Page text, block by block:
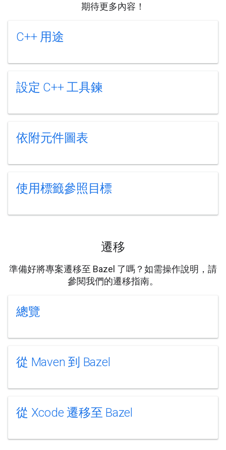
期待更多內容！
C++ 用途
設定 C++ 工具鍊
依附元件圖表
使用標籤參照目標
遷移
準備好將專案遷移至 Bazel 了嗎？如需操作說明，請
參閱我們的遷移指南。
總覽
從 Maven 到 Bazel
從 Xcode 遷移至 Bazel